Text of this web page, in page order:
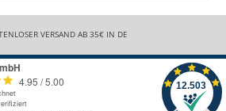
VERSAND AB 35€ IN DE